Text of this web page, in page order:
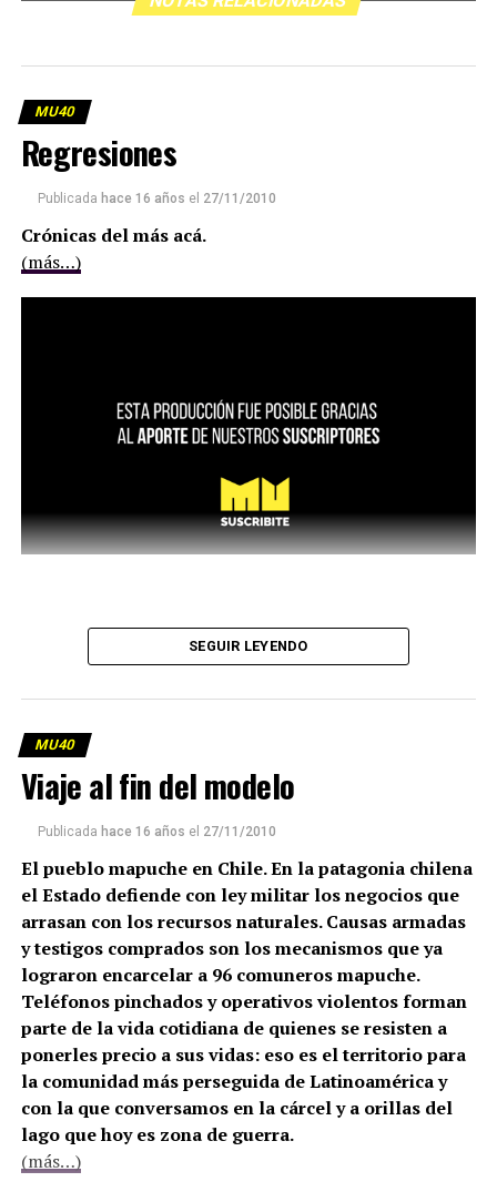
MU40
Regresiones
Publicada hace 16 años el 27/11/2010
Crónicas del más acá.
(más…)
SEGUIR LEYENDO
MU40
Viaje al fin del modelo
Publicada hace 16 años el 27/11/2010
El pueblo mapuche en Chile. En la patagonia chilena
el Estado defiende con ley militar los negocios que
arrasan con los recursos naturales. Causas armadas
y testigos comprados son los mecanismos que ya
lograron encarcelar a 96 comuneros mapuche.
Teléfonos pinchados y operativos violentos forman
parte de la vida cotidiana de quienes se resisten a
ponerles precio a sus vidas: eso es el territorio para
la comunidad más perseguida de Latinoamérica y
con la que conversamos en la cárcel y a orillas del
lago que hoy es zona de guerra.
(más…)